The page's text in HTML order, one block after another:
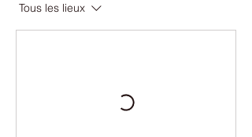
Tous les lieux